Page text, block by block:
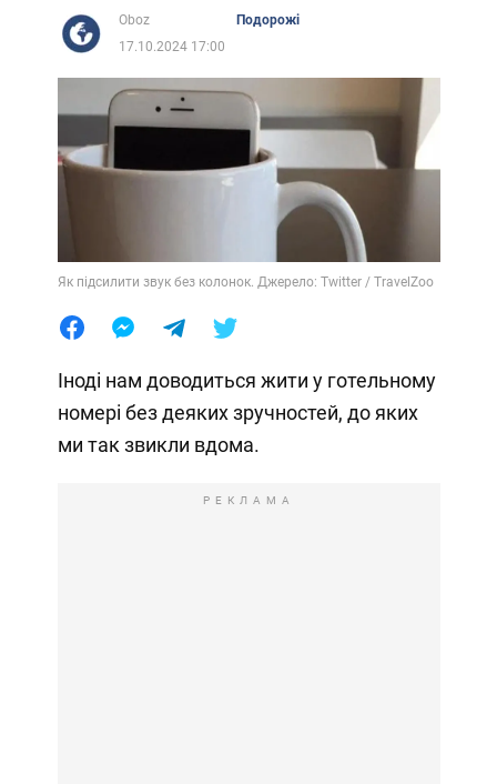
Oboz
Подорожі
17.10.2024 17:00
Як підсилити звук без колонок. Джерело: Twitter / TravelZoo
Іноді нам доводиться жити у готельному
номері без деяких зручностей, до яких
ми так звикли вдома.
РЕКЛАМА